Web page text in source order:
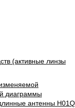
(активные линзы
диаграммы
антенны H01Q